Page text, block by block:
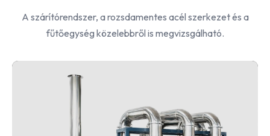
A szárítórendszer, a rozsdamentes acél szerkezet és a
fűtőegység közelebbről is megvizsgálható.